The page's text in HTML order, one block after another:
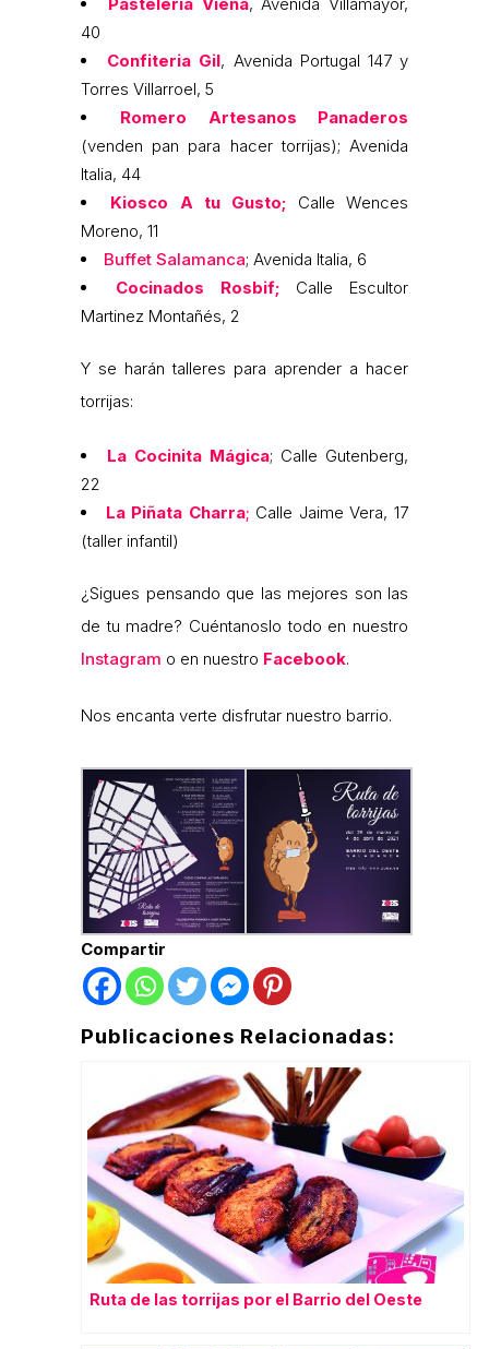
40
Confiteria Gil, Avenida Portugal 147 y
Torres Villarroel, 5
Romero Artesanos Panaderos
(venden pan para hacer torrijas); Avenida
Italia, 44
Kiosco A tu Gusto; Calle Wences
Moreno, 11
Buffet Salamanca; Avenida Italia, 6
Cocinados Rosbif; Calle Escultor
Martinez Montañés, 2
Y se harán talleres para aprender a hacer
torrijas:
La Cocinita Mágica; Calle Gutenberg,
22
La Piñata Charra; Calle Jaime Vera, 17
(taller infantil)
¿Sigues pensando que las mejores son las
de tu madre? Cuéntanoslo todo en nuestro
Instagram o en nuestro Facebook.
Nos encanta verte disfrutar nuestro barrio.
Compartir
Publicaciones Relacionadas:
Ruta de las torrijas por el Barrio del Oeste